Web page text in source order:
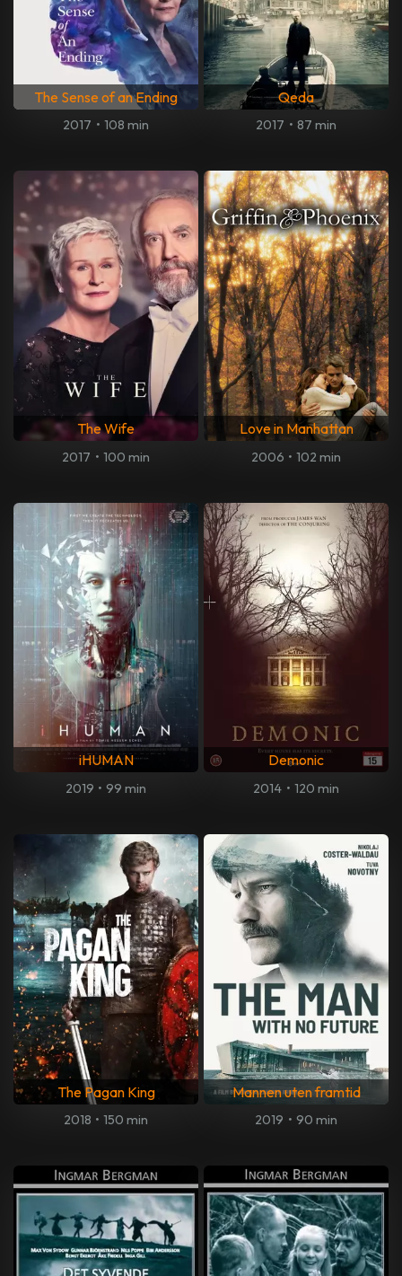
The Sense of an Ending
2017 • 108 min
Qeda
2017 • 87 min
The Wife
2017 • 100 min
Love in Manhattan
2006 • 102 min
iHUMAN
2019 • 99 min
Demonic
2014 • 120 min
The Pagan King
2018 • 150 min
Mannen uten framtid
2019 • 90 min